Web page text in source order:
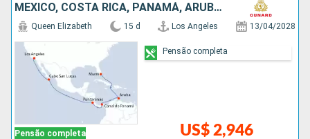
MÉXICO, COSTA RICA, PANAMÁ, ARUBA, ESTADOS UNIDOS
Pensão completa
Queen Elizabeth 15 d Los Angeles 13/04/2028
US$ 2,946
Pensão completa